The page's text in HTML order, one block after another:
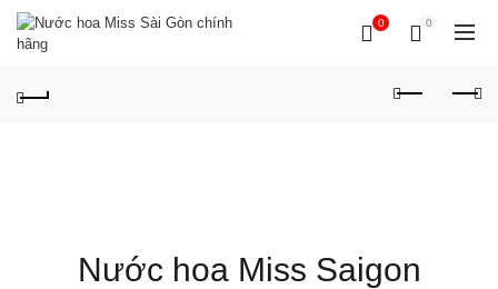
0 0
Nước hoa Miss Saigon